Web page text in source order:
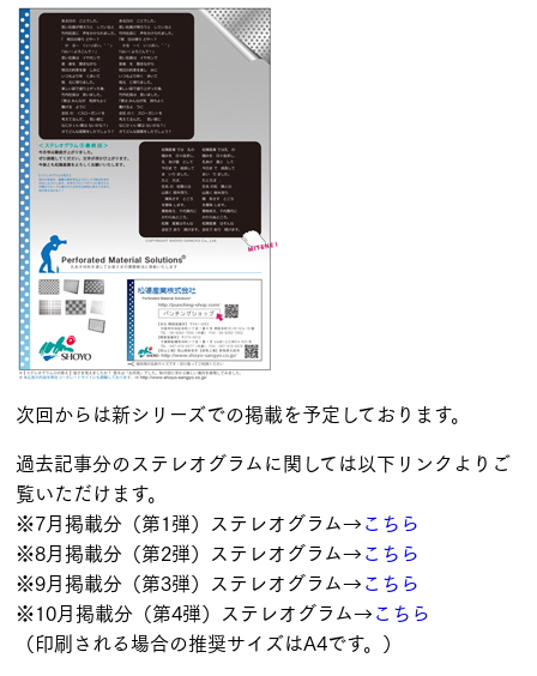
次回からは新シリーズでの掲載を予定しております。
過去記事分のステレオグラムに関しては以下リンクよりご
覧いただけます。
※7月掲載分（第1弾）ステレオグラム→こちら
※8月掲載分（第2弾）ステレオグラム→こちら
※9月掲載分（第3弾）ステレオグラム→こちら
※10月掲載分（第4弾）ステレオグラム→こちら
（印刷される場合の推奨サイズはA4です。）